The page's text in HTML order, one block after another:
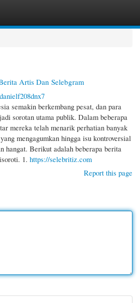
Artis Dan Selebgram
danielf208dnx7
semakin berkembang pesat, dan para
sorotan utama publik. Dalam beberapa
mereka telah menarik perhatian banyak
mengagumkan hingga isu kontroversial
hangat. Berikut adalah beberapa berita
1. https://selebritiz.com
Report this page